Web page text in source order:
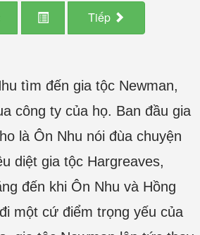
Tiếp
tìm đến gia tộc Newman,
công ty của họ. Ban đầu gia
là Ôn Nhu nói đùa chuyện
diệt gia tộc Hargreaves,
đến khi Ôn Nhu và Hồng
một cứ điểm trọng yếu của